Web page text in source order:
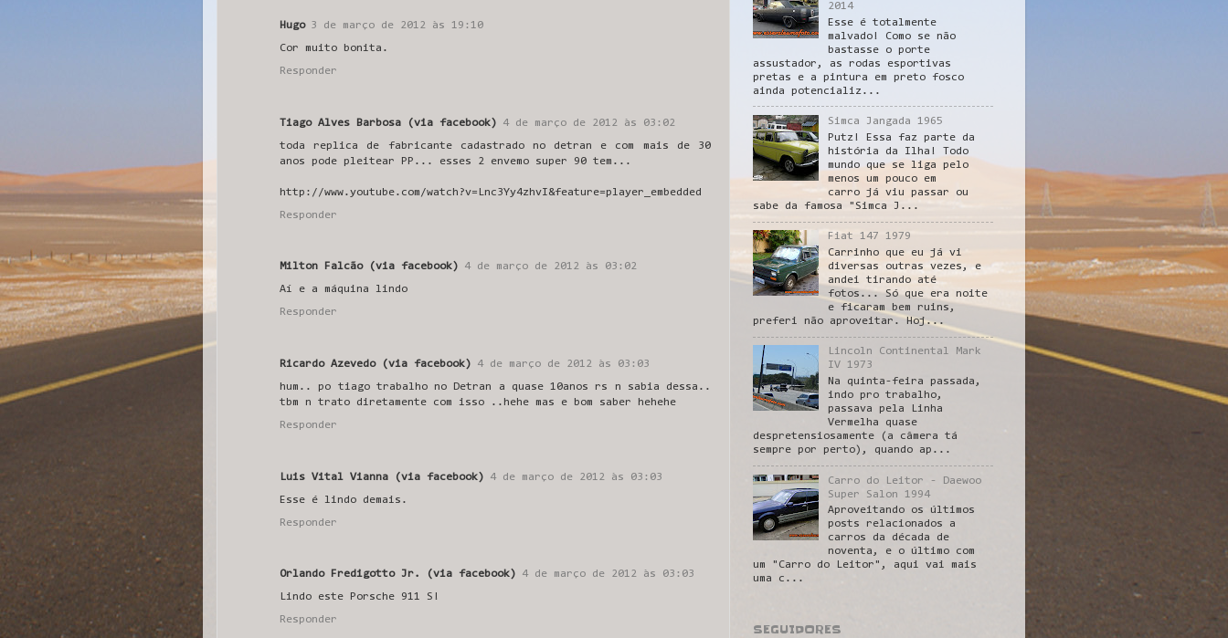
Hugo 3 de março de 2012 às 19:10
Cor muito bonita.
Responder
Tiago Alves Barbosa (via facebook) 4 de março de 2012 às 03:02
toda replica de fabricante cadastrado no detran e com mais de 30
anos pode pleitear PP... esses 2 envemo super 90 tem...
http://www.youtube.com/watch?v=Lnc3Yy4zhvI&feature=player_embedded
Responder
Milton Falcão (via facebook) 4 de março de 2012 às 03:02
Aí e a máquina lindo
Responder
Ricardo Azevedo (via facebook) 4 de março de 2012 às 03:03
hum.. po tiago trabalho no Detran a quase 10anos rs n sabia dessa..
tbm n trato diretamente com isso ..hehe mas e bom saber hehehe
Responder
Luis Vital Vianna (via facebook) 4 de março de 2012 às 03:03
Esse é lindo demais.
Responder
Orlando Fredigotto Jr. (via facebook) 4 de março de 2012 às 03:03
Lindo este Porsche 911 S!
Responder
2014
Esse é totalmente
malvado! Como se não
bastasse o porte
assustador, as rodas esportivas
pretas e a pintura em preto fosco
ainda potencializ...
Simca Jangada 1965
Putz! Essa faz parte da
história da Ilha! Todo
mundo que se liga pelo
menos um pouco em
carro já viu passar ou
sabe da famosa "Simca J...
Fiat 147 1979
Carrinho que eu já vi
diversas outras vezes, e
andei tirando até
fotos... Só que era noite
e ficaram bem ruins,
preferi não aproveitar. Hoj...
Lincoln Continental Mark
IV 1973
Na quinta-feira passada,
indo pro trabalho,
passava pela Linha
Vermelha quase
despretensiosamente (a câmera tá
sempre por perto), quando ap...
Carro do Leitor - Daewoo
Super Salon 1994
Aproveitando os últimos
posts relacionados a
carros da década de
noventa, e o último com
um "Carro do Leitor", aqui vai mais
uma c...
SEGUIDORES